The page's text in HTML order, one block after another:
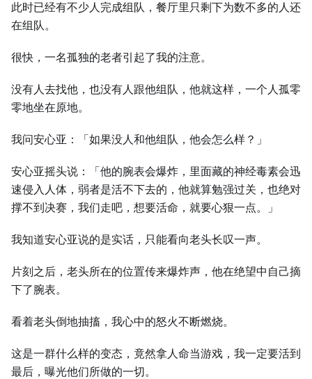
此时已经有不少人完成组队，餐厅里只剩下为数不多的人还
在组队。
很快，一名孤独的老者引起了我的注意。
没有人去找他，也没有人跟他组队，他就这样，一个人孤零
零地坐在原地。
我问安心亚：「如果没人和他组队，他会怎么样？」
安心亚摇头说：「他的腕表会爆炸，里面藏的神经毒素会迅
速侵入人体，弱者是活不下去的，他就算勉强过关，也绝对
撑不到决赛，我们走吧，想要活命，就要心狠一点。」
我知道安心亚说的是实话，只能看向老头长叹一声。
片刻之后，老头所在的位置传来爆炸声，他在绝望中自己摘
下了腕表。
看着老头倒地抽搐，我心中的怒火不断燃烧。
这是一群什么样的变态，竟然拿人命当游戏，我一定要活到
最后，曝光他们所做的一切。